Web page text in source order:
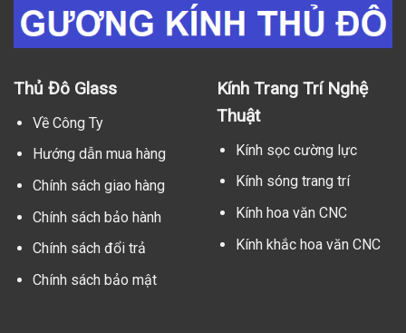
Thủ Đô Glass
Về Công Ty
Hướng dẫn mua hàng
Chính sách giao hàng
Chính sách bảo hành
Chính sách đổi trả
Chính sách bảo mật
Kính Trang Trí Nghệ
Thuật
Kính sọc cường lực
Kính sóng trang trí
Kính hoa văn CNC
Kính khắc hoa văn CNC